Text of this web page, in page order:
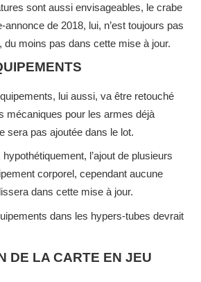
sont aussi envisageables, le crabe
annonce de 2018, lui, n’est toujours pas
du moins pas dans cette mise à jour.
lui aussi, va être retouché
mécaniques pour les armes déjà
sera pas ajoutée dans le lot.
l’ajout de plusieurs
corporel, cependant aucune
dans cette mise à jour.
dans les hypers-tubes devrait
DE LA CARTE EN JEU